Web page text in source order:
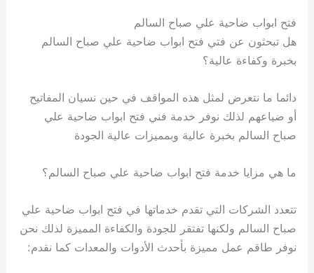
فتح ابواب ضاحية علي صباح السالم
هل تبحثون عن فتي فتح ابواب ضاحية علي صباح السالم
بخبرة وكفاءة عالية؟
دائما ما نتعرض لمثل هذه المواقف في حين نسيان المفاتيح
أو ضياعهم لذلك نوفر خدمة فني فتح ابواب ضاحية علي
صباح السالم بخبرة عالية وبمميزات عالية الجودة
ما هي مزايا خدمة فتح ابواب ضاحية علي صباح السالم؟
تتعدد الشركات التي تقدم خدماتها في فتح ابواب ضاحية علي
صباح السالم ولكنها تفتقر للجودة والكفاءة المميزة لذلك نحن
نوفر طاقم عمل مميزة بأحدث الأدوات والمعدات كما نقدم: